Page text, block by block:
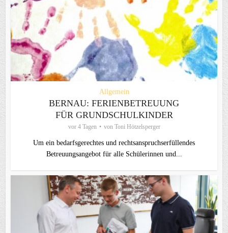
Allgemein
BERNAU: FERIENBETREUUNG
FÜR GRUNDSCHULKINDER
vor 4 Tagen von Toni Hötzelsperger
Um ein bedarfsgerechtes und rechtsanspruchserfüllendes
Betreuungsangebot für alle Schülerinnen und...